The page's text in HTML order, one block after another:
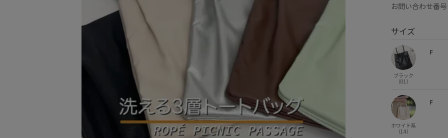
お問い合わせ番
サイズ
ブラック
（01）
F
ホワイト系
（14）
F